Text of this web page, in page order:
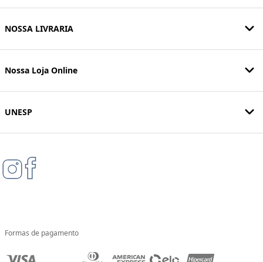
NOSSA LIVRARIA
Nossa Loja Online
UNESP
Formas de pagamento